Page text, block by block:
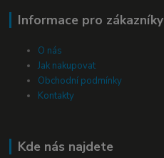
Informace pro zákazníky
O nás
Jak nakupovat
Obchodní podmínky
Kontakty
Kde nás najdete